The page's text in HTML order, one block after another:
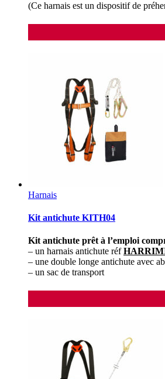
(Ce harnais est un dispositif de
Harnais
Kit antichute KITH04
Kit antichute prêt à l’emploi
– un harnais antichute réf
– une double longe antichute avec
– un sac de transport